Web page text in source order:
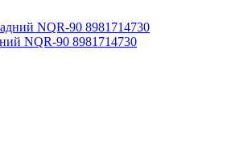
NQR-90 8981714730